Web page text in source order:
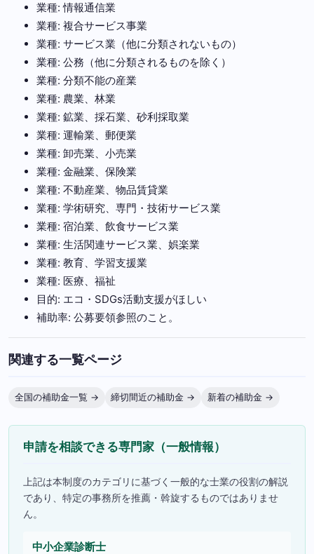
業種: 情報通信業
業種: 複合サービス事業
業種: サービス業（他に分類されないもの）
業種: 公務（他に分類されるものを除く）
業種: 分類不能の産業
業種: 農業、林業
業種: 鉱業、採石業、砂利採取業
業種: 運輸業、郵便業
業種: 卸売業、小売業
業種: 金融業、保険業
業種: 不動産業、物品賃貸業
業種: 学術研究、専門・技術サービス業
業種: 宿泊業、飲食サービス業
業種: 生活関連サービス業、娯楽業
業種: 教育、学習支援業
業種: 医療、福祉
目的: エコ・SDGs活動支援がほしい
補助率: 公募要領参照のこと。
関連する一覧ページ
全国の補助金一覧 → 締切間近の補助金 → 新着の補助金 →
申請を相談できる専門家（一般情報）
上記は本制度のカテゴリに基づく一般的な士業の役割の解説
であり、特定の事務所を推薦・斡旋するものではありませ
ん。
中小企業診断士